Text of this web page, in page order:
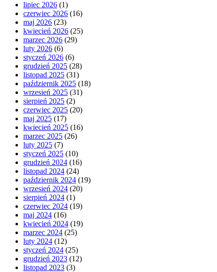
lipiec 2026 (1)
czerwiec 2026 (16)
maj 2026 (23)
kwiecień 2026 (25)
marzec 2026 (29)
luty 2026 (6)
styczeń 2026 (6)
grudzień 2025 (28)
listopad 2025 (31)
październik 2025 (18)
wrzesień 2025 (31)
sierpień 2025 (2)
czerwiec 2025 (20)
maj 2025 (17)
kwiecień 2025 (16)
marzec 2025 (26)
luty 2025 (7)
styczeń 2025 (10)
grudzień 2024 (16)
listopad 2024 (24)
październik 2024 (19)
wrzesień 2024 (20)
sierpień 2024 (1)
czerwiec 2024 (19)
maj 2024 (16)
kwiecień 2024 (19)
marzec 2024 (25)
luty 2024 (12)
styczeń 2024 (25)
grudzień 2023 (12)
listopad 2023 (3)